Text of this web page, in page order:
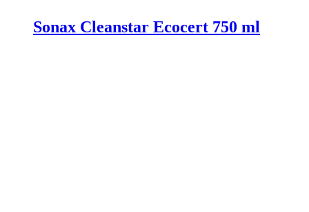
Sonax Cleanstar Ecocert 750 ml